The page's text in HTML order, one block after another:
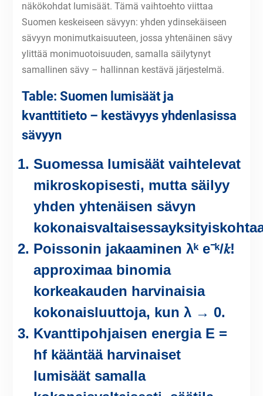
näkökohdat lumisäät. Tämä vaihtoehto viittaa
Suomen keskeiseen sävyyn: yhden ydinsekäiseen
sävyyn monimutkaisuuteen, jossa yhtenäinen sävy
ylittää monimuotoisuuden, samalla säilytynyt
samallinen sävy – hallinnan kestävä järjestelmä.
Table: Suomen lumisäät ja
kvanttitieto – kestävyys yhdenlasissa
sävyyn
Suomessa lumisäät vaihtelevat
mikroskopisesti, mutta säilyy
yhden yhtenäisen sävyn
Poissonin jakaaminen λᵏ e⁻ᵏ/𝑘!
approximaa binomia
korkeakauden harvinaisia
kokonaisluuttoja, kun λ → 0.
Kvanttipohjaisen energia E =
hf kääntää harvinaiset
lumisäät samalla